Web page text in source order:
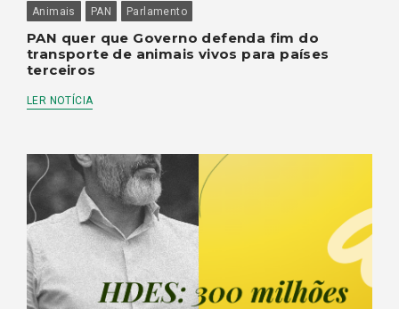
Animais PAN Parlamento
PAN quer que Governo defenda fim do
transporte de animais vivos para países
terceiros
LER NOTÍCIA